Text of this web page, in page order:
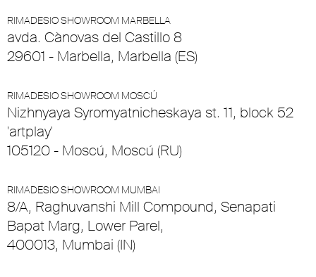
RIMADESIO SHOWROOM MARBELLA
avda. Cànovas del Castillo 8
29601 - Marbella, Marbella (ES)
RIMADESIO SHOWROOM MOSCÚ
Nizhnyaya Syromyatnicheskaya st. 11, block 52
'artplay'
105120 - Moscú, Moscú (RU)
RIMADESIO SHOWROOM MUMBAI
8/A, Raghuvanshi Mill Compound, Senapati
Bapat Marg, Lower Parel,
400013, Mumbai (IN)